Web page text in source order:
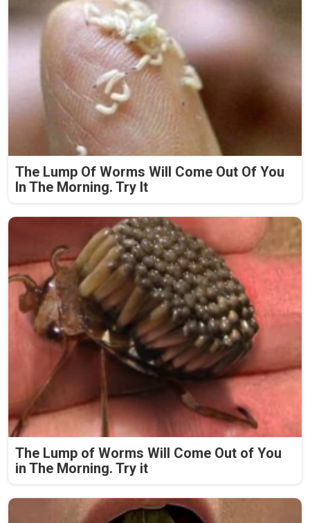
The Lump Of Worms Will Come Out Of You
In The Morning. Try It
The Lump of Worms Will Come Out of You
in The Morning. Try it